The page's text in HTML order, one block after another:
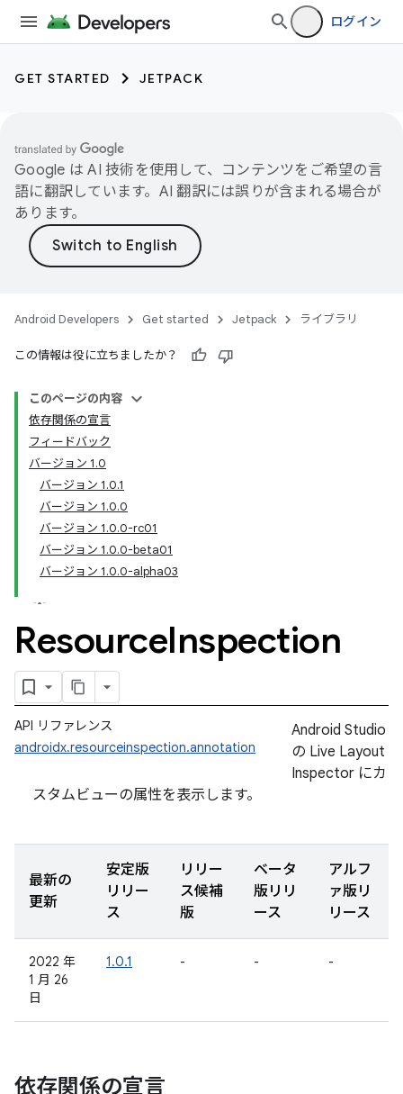
ログイン
GET STARTED JETPACK
Google は AI 技術を使用して、コンテンツをご希望の言
語に翻訳しています。AI 翻訳には誤りが含まれる場合が
あります。
Android Developers Get started Jetpack ライブラリ
この情報は役に立ちましたか？
このページの内容
依存関係の宣言
フィードバック
バージョン 1.0
バージョン 1.0.1
バージョン 1.0.0
バージョン 1.0.0-rc01
バージョン 1.0.0-beta01
バージョン 1.0.0-alpha03
ResourceInspection
API リファレンス
androidx.resourceinspection.annotation
Android Studio
の Live Layout
Inspector にカ
スタムビューの属性を表示します。
最新の
更新
安定版
リリー
ス
リリー
ス候補
版
ベータ
版リリ
ース
アルフ
ァ版リ
リース
2022 年
1 月 26
日
1.0.1 - - -
依存関係の宣言